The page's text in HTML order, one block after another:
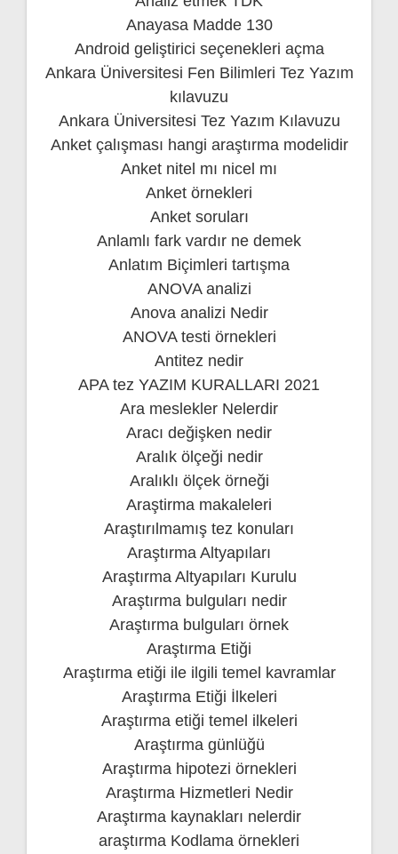
Anayasa Madde 130
Android geliştirici seçenekleri açma
Ankara Üniversitesi Fen Bilimleri Tez Yazım
kılavuzu
Ankara Üniversitesi Tez Yazım Kılavuzu
Anket çalışması hangi araştırma modelidir
Anket nitel mı nicel mı
Anket örnekleri
Anket soruları
Anlamlı fark vardır ne demek
Anlatım Biçimleri tartışma
ANOVA analizi
Anova analizi Nedir
ANOVA testi örnekleri
Antitez nedir
APA tez YAZIM KURALLARI 2021
Ara meslekler Nelerdir
Aracı değişken nedir
Aralık ölçeği nedir
Aralıklı ölçek örneği
Araştirma makaleleri
Araştırılmamış tez konuları
Araştırma Altyapıları
Araştırma Altyapıları Kurulu
Araştırma bulguları nedir
Araştırma bulguları örnek
Araştırma Etiği
Araştırma etiği ile ilgili temel kavramlar
Araştırma Etiği İlkeleri
Araştırma etiği temel ilkeleri
Araştırma günlüğü
Araştırma hipotezi örnekleri
Araştırma Hizmetleri Nedir
Araştırma kaynakları nelerdir
araştırma Kodlama örnekleri